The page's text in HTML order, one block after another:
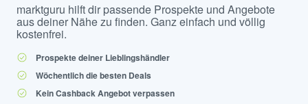
marktguru hilft dir passende Prospekte und Angebote
aus deiner Nähe zu finden. Ganz einfach und völlig
kostenfrei.
Prospekte deiner Lieblingshändler
Wöchentlich die besten Deals
Kein Cashback Angebot verpassen